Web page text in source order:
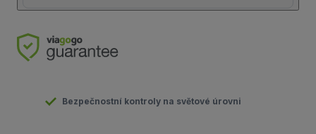
Bezpečnostní kontroly na světové úrovni